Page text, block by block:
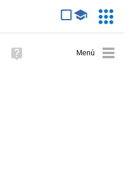
avanzada
Ayuda
(en